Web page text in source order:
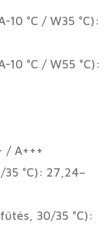
°C / W35 °C):
°C / W55 °C):
/ A+++
°C): 27,24–
30/35 °C):